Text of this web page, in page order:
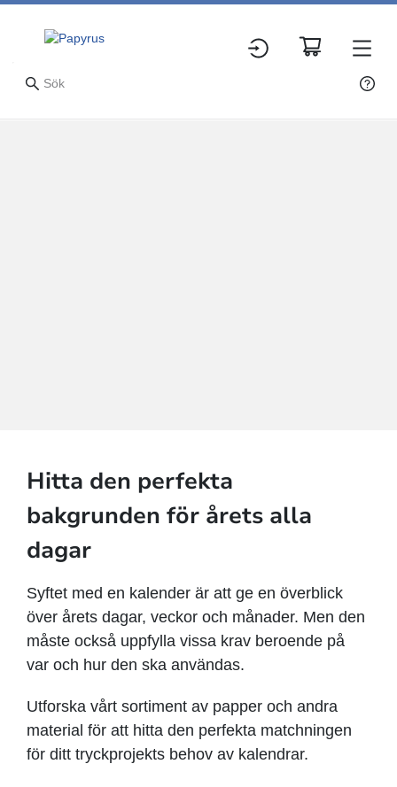
Hitta den perfekta
bakgrunden för årets alla
dagar
Syftet med en kalender är att ge en överblick
över årets dagar, veckor och månader. Men den
måste också uppfylla vissa krav beroende på
var och hur den ska användas.
Utforska vårt sortiment av papper och andra
material för att hitta den perfekta matchningen
för ditt tryckprojekts behov av kalendrar.